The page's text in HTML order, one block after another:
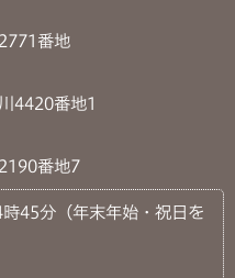
番地
4420番地1
番地7
45分（年末年始・祝日を